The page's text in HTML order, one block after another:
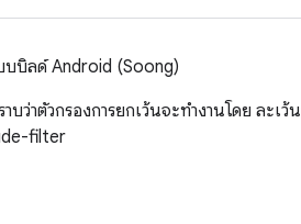
บบิลด์ Android (Soong)
ว่าตัวกรองการยกเว้นจะทำงานโดย ละเ
filter